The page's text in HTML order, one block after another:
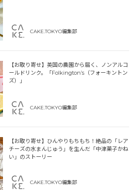
CAKE.TOKYO編集部
【お取り寄せ】英国の農園から届く、ノンアルコ
ールドリンク。「Folkington’s（フォーキントン
ズ）」
CAKE.TOKYO編集部
【お取り寄せ】ひんやりもちもち！絶品の「レア
チーズの水まんじゅう」を生んだ「中津菓子かね
い」のストーリー
CAKE.TOKYO編集部